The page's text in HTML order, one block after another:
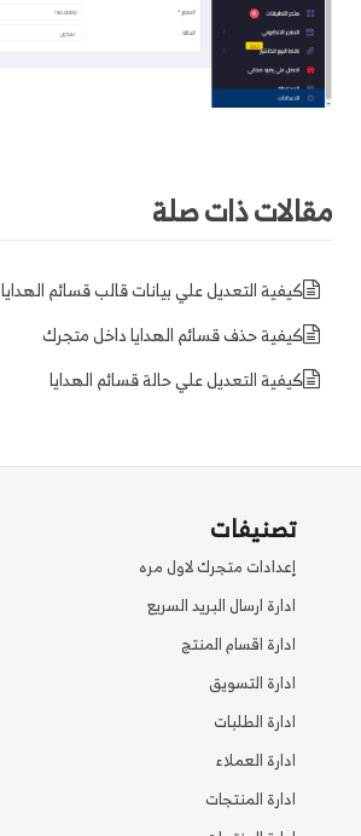
مقالات ذات صلة
كيفية التعديل علي بيانات قالب قسائم الهدايا
كيفية حذف قسائم الهدايا داخل متجرك
كيفية التعديل علي حالة قسائم الهدايا
تصنيفات
إعدادات متجرك لاول مره
ادارة ارسال البريد السريع
ادارة اقسام المنتج
ادارة التسويق
ادارة الطلبات
ادارة العملاء
ادارة المنتجات